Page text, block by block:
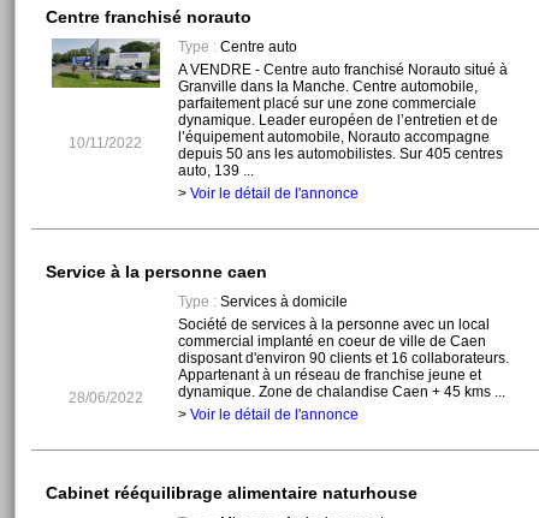
Centre franchisé norauto
10/11/2022
Type :Centre auto
A VENDRE - Centre auto franchisé Norauto situé à
Granville dans la Manche. Centre automobile,
parfaitement placé sur une zone commerciale
dynamique. Leader européen de l’entretien et de
l’équipement automobile, Norauto accompagne
depuis 50 ans les automobilistes. Sur 405 centres
auto, 139 ...
> Voir le détail de l'annonce
Service à la personne caen
28/06/2022
Type :Services à domicile
Société de services à la personne avec un local
commercial implanté en coeur de ville de Caen
disposant d'environ 90 clients et 16 collaborateurs.
Appartenant à un réseau de franchise jeune et
dynamique. Zone de chalandise Caen + 45 kms ...
> Voir le détail de l'annonce
Cabinet rééquilibrage alimentaire naturhouse